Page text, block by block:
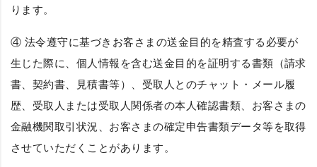
ります。
④ 法令遵守に基づきお客さまの送金目的を精査する必要が
生じた際に、個人情報を含む送金目的を証明する書類（請求
書、契約書、見積書等）、受取人とのチャット・メール履
歴、受取人または受取人関係者の本人確認書類、お客さまの
金融機関取引状況、お客さまの確定申告書類データ等を取得
させていただくことがあります。